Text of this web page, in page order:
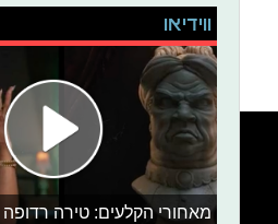
ווידיאו
מאחורי הקלעים: טירה רדופה